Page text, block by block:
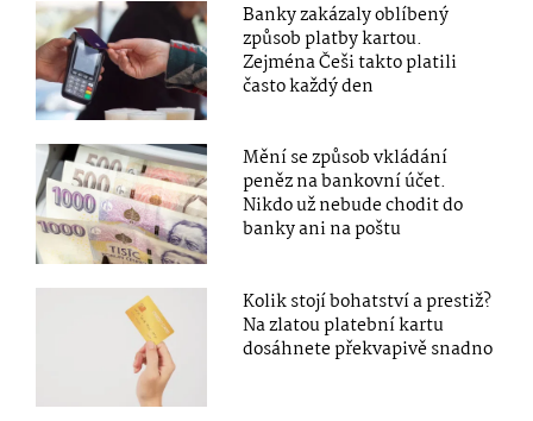
Banky zakázaly oblíbený
způsob platby kartou.
Zejména Češi takto platili
často každý den
Mění se způsob vkládání
peněz na bankovní účet.
Nikdo už nebude chodit do
banky ani na poštu
Kolik stojí bohatství a prestiž?
Na zlatou platební kartu
dosáhnete překvapivě snadno